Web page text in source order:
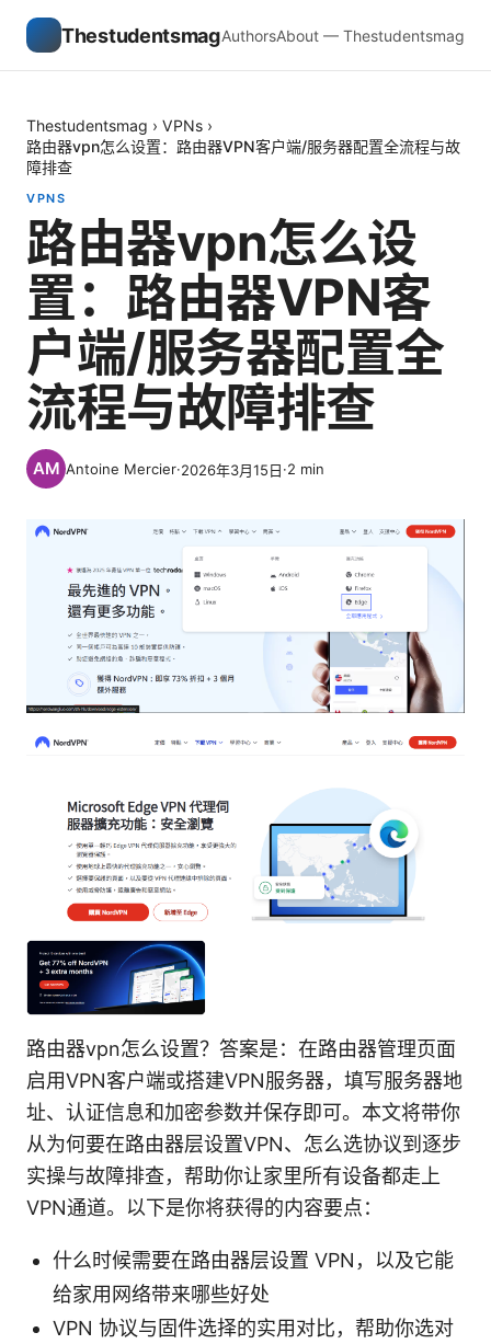
ThestudentsmagAuthorsAbout — Thestudentsmag
Thestudentsmag › VPNs ›
路由器vpn怎么设置：路由器VPN客户端/服务器配置全流程与故
障排查
VPNS
路由器vpn怎么设
置：路由器VPN客
户端/服务器配置全
流程与故障排查
Antoine Mercier·2026年3月15日·2 min
路由器vpn怎么设置？答案是：在路由器管理页面
启用VPN客户端或搭建VPN服务器，填写服务器地
址、认证信息和加密参数并保存即可。本文将带你
从为何要在路由器层设置VPN、怎么选协议到逐步
实操与故障排查，帮助你让家里所有设备都走上
VPN通道。以下是你将获得的内容要点：
什么时候需要在路由器层设置 VPN，以及它能
给家用网络带来哪些好处
VPN 协议与固件选择的实用对比，帮助你选对